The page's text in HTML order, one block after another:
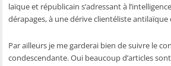
laïque et républicain s’adressant à
dérapages, à une dérive clientéliste
Par ailleurs je me garderai bien de suivre le
condescendante. Oui beaucoup d’articles sont